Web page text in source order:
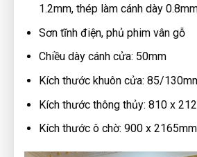
1.2mm, thép làm cánh dày
Sơn tĩnh điện, phủ phim vân gỗ
Chiều dày cánh cửa: 50mm
Kích thước khuôn cửa: 85/
Kích thước thông thủy: 810 x
Kích thước ô chờ: 900 x 2165mm